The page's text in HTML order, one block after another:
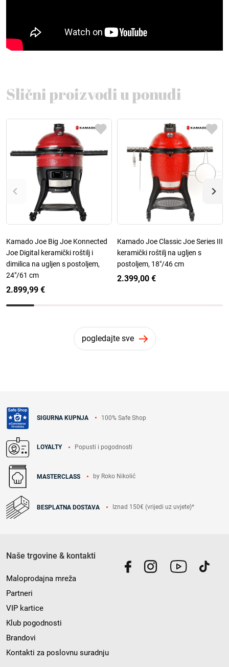
Slični proizvodi u ponudi
Kamado Joe Big Joe Konnected
Joe Digital keramički roštilj i
dimilica na ugljen s postoljem,
24"/61 cm
2.899,99 €
Kamado Joe Classic Joe Series III
keramički roštilj na ugljen s
postoljem, 18"/46 cm
2.399,00 €
pogledajte sve
SIGURNA KUPNJA 100% Safe Shop
LOYALTY Popusti i pogodnosti
MASTERCLASS by Roko Nikolić
BESPLATNA DOSTAVA Iznad 150€ (vrijedi uz uvjete)*
Naše trgovine & kontakti
Maloprodajna mreža
Partneri
VIP kartice
Klub pogodnosti
Brandovi
Kontakti za poslovnu suradnju